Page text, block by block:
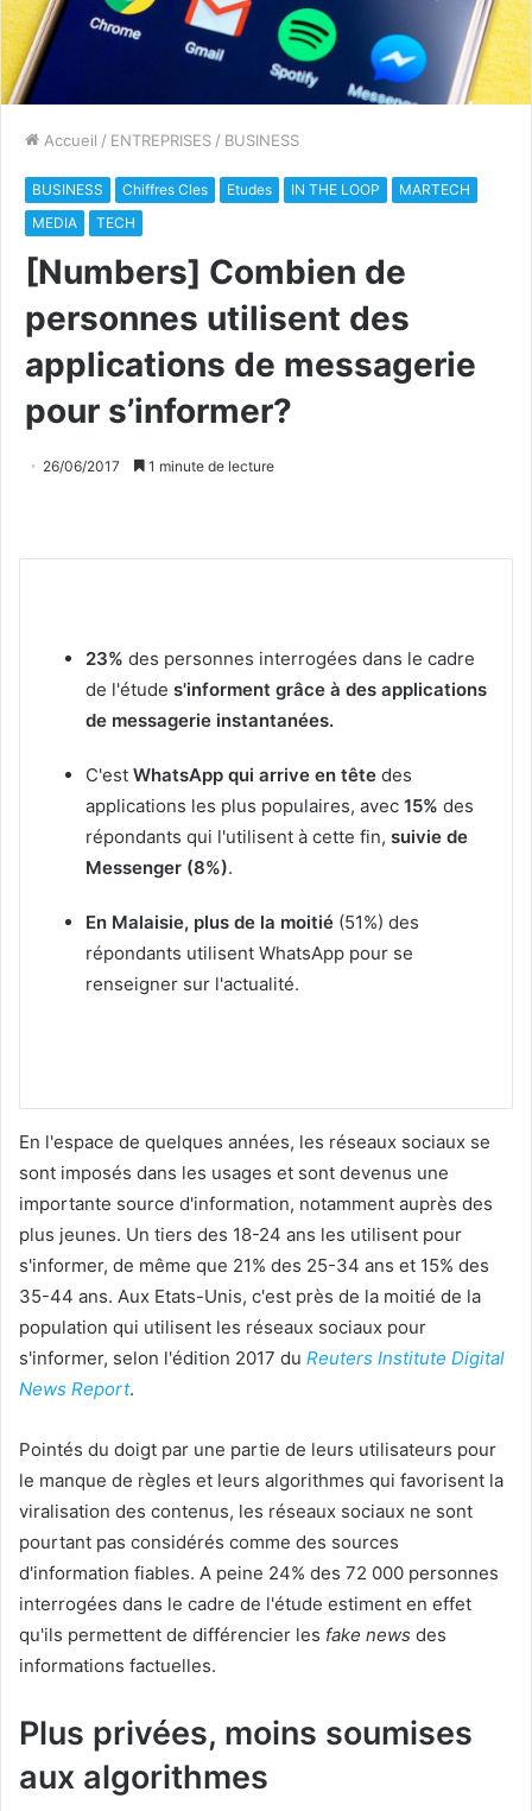
Accueil / ENTREPRISES / BUSINESS
BUSINESS Chiffres Cles Etudes IN THE LOOP
MARTECH
MEDIA
TECH
[Numbers] Combien de
personnes utilisent des
applications de messagerie
pour s’informer?
26/06/2017 1 minute de lecture
23% des personnes interrogées dans le cadre
de l'étude s'informent grâce à des applications
de messagerie instantanées.
C'est WhatsApp qui arrive en tête des
applications les plus populaires, avec 15% des
répondants qui l'utilisent à cette fin, suivie de
Messenger (8%).
En Malaisie, plus de la moitié (51%) des
répondants utilisent WhatsApp pour se
renseigner sur l'actualité.
En l'espace de quelques années, les réseaux sociaux se
sont imposés dans les usages et sont devenus une
importante source d'information, notamment auprès des
plus jeunes. Un tiers des 18-24 ans les utilisent pour
s'informer, de même que 21% des 25-34 ans et 15% des
35-44 ans. Aux Etats-Unis, c'est près de la moitié de la
population qui utilisent les réseaux sociaux pour
s'informer, selon l'édition 2017 du Reuters Institute Digital
News Report.
Pointés du doigt par une partie de leurs utilisateurs pour
le manque de règles et leurs algorithmes qui favorisent la
viralisation des contenus, les réseaux sociaux ne sont
pourtant pas considérés comme des sources
d'information fiables. A peine 24% des 72 000 personnes
interrogées dans le cadre de l'étude estiment en effet
qu'ils permettent de différencier les fake news des
informations factuelles.
Plus privées, moins soumises
aux algorithmes